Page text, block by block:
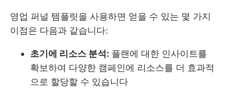
영업 퍼널 템플릿을 사용하면 얻을 수 있는 몇 가지
이점은 다음과 같습니다:
초기에 리소스 분석: 플랜에 대한 인사이트를
확보하여 다양한 캠페인에 리소스를 더 효과적
으로 할당할 수 있습니다